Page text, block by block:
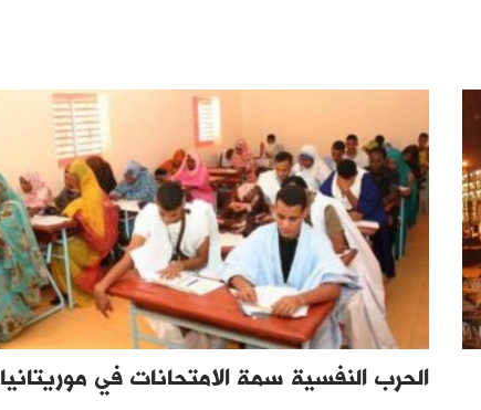
الحرب النفسية سمة الامتحانات في موريتانيا